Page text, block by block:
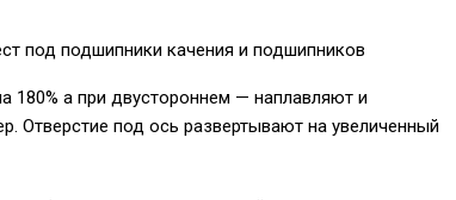
под подшипники качения и подшипников
180% а при двустороннем — наплавляют и
Отверстие под ось развертывают на увеличенный